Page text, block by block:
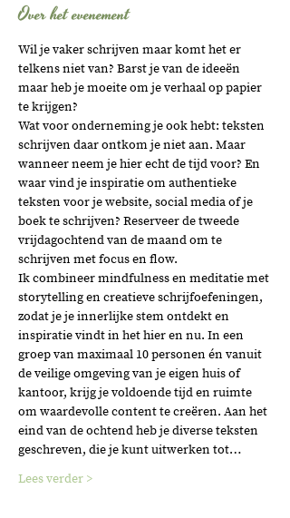
Over het evenement
Wil je vaker schrijven maar komt het er
telkens niet van? Barst je van de ideeën
maar heb je moeite om je verhaal op papier
te krijgen?
Wat voor onderneming je ook hebt: teksten
schrijven daar ontkom je niet aan. Maar
wanneer neem je hier echt de tijd voor? En
waar vind je inspiratie om authentieke
teksten voor je website, social media of je
boek te schrijven? Reserveer de tweede
vrijdagochtend van de maand om te
schrijven met focus en flow.
Ik combineer mindfulness en meditatie met
storytelling en creatieve schrijfoefeningen,
zodat je je innerlijke stem ontdekt en
inspiratie vindt in het hier en nu. In een
groep van maximaal 10 personen én vanuit
de veilige omgeving van je eigen huis of
kantoor, krijg je voldoende tijd en ruimte
om waardevolle content te creëren. Aan het
eind van de ochtend heb je diverse teksten
geschreven, die je kunt uitwerken tot…
Lees verder >